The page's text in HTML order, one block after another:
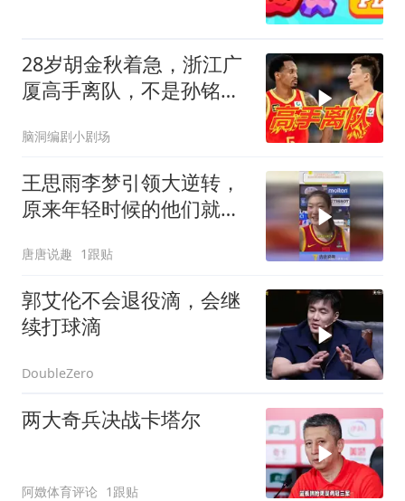
28岁胡金秋着急，浙江广
厦高手离队，不是孙铭
脑洞编剧小剧场
王思雨李梦引领大逆转，
原来年轻时候的他们就已
唐唐说趣 1跟贴
郭艾伦不会退役滴，会继
续打球滴
DoubleZero
两大奇兵决战卡塔尔
阿嬍体育评论 1跟贴